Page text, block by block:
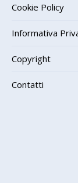
Cookie Policy
Informativa
Copyright
Contatti